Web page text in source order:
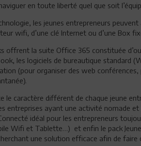
en toute liberté quel que soit
les jeunes entrepreneurs
wifi, d’une clé Internet ou d’une Box
offrent la suite Office 365 constituée
les logiciels de bureautique standard
(pour organiser des web conférences,
le caractère différent de chaque jeune
entreprises ayant une activité nomade et
idéal pour les entrepreneurs
Wifi et Tablette…) et enfin le pack
une solution efficace afin de faire